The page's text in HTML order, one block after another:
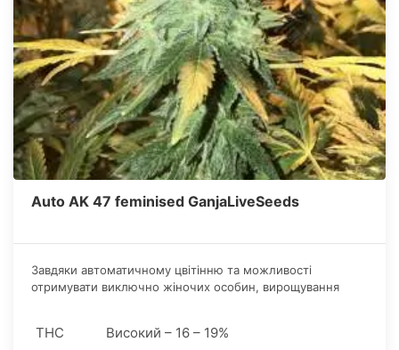
Auto AK 47 feminised GanjaLiveSeeds
Завдяки автоматичному цвітінню та можливості
отримувати виключно жіночих особин, вирощування
THC Високий – 16 – 19%